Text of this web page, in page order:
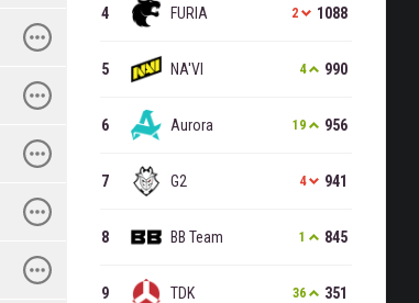
FURIA 2 1088
NA'VI 4 990
Aurora 19 956
G2 4 941
BB Team 1 845
TDK 36 351